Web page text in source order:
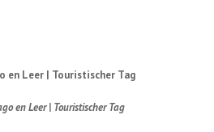
en Leer | Touristischer Tag
en Leer | Touristischer Tag